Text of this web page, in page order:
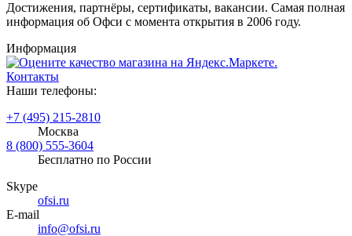
Достижения, партнёры, сертификаты, вакансии. Самая полная
информация об Офси с момента открытия в 2006 году.
Информация
Контакты
Наши телефоны:
+7 (495) 215-2810
Москва
8 (800) 555-3604
Бесплатно по России
Skype
ofsi.ru
E-mail
info@ofsi.ru